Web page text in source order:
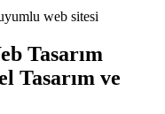
web sitesi
Tasarım
Tasarım ve